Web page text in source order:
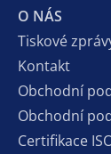
O NÁS
Tiskové
Kontakt
Obchodní
Obchodní
Certifikace